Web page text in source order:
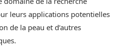
leurs applications potentielles
de la peau et d’autres